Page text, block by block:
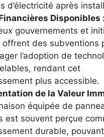
d’électricité après
Disponibles :
gouvernements et
offrent des subventions
l’adoption de
rendant cet
plus accessible.
de la Valeur
équipée de
est souvent perçue
durable, pouvant